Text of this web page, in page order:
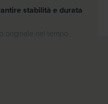
stabilità e durata
originale nel tempo.